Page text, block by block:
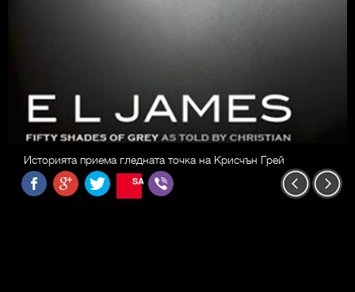
Историята приема гледната точка на Крисчън Грей
SAVE